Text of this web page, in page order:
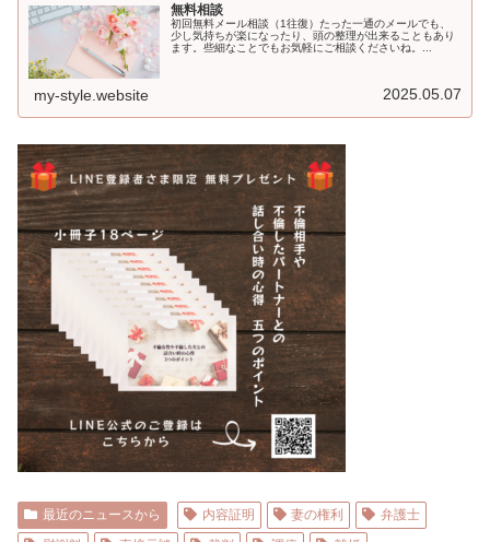
無料相談
初回無料メール相談（1往復）たった一通のメールでも、
少し気持ちが楽になったり、頭の整理が出来ることもあり
ます。些細なことでもお気軽にご相談くださいね。...
my-style.website 2025.05.07
最近のニュースから 内容証明 妻の権利
弁護士